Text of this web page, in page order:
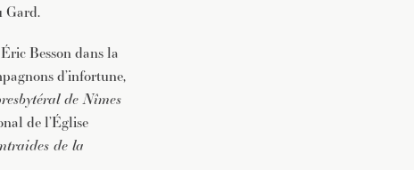
Gard.
Besson dans la
d’infortune,
de Nîmes
de l’Église
de la